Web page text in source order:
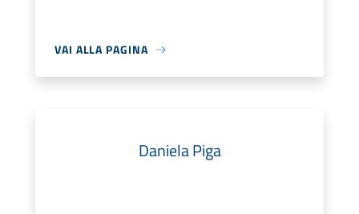
VAI ALLA PAGINA
Daniela Piga